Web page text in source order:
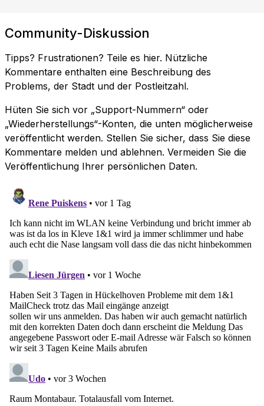
Community-Diskussion
Tipps? Frustrationen? Teile es hier. Nützliche
Kommentare enthalten eine Beschreibung des
Problems, der Stadt und der Postleitzahl.
Hüten Sie sich vor „Support-Nummern“ oder
„Wiederherstellungs“-Konten, die unten möglicherweise
veröffentlicht werden. Stellen Sie sicher, dass Sie diese
Kommentare melden und ablehnen. Vermeiden Sie die
Veröffentlichung Ihrer persönlichen Daten.